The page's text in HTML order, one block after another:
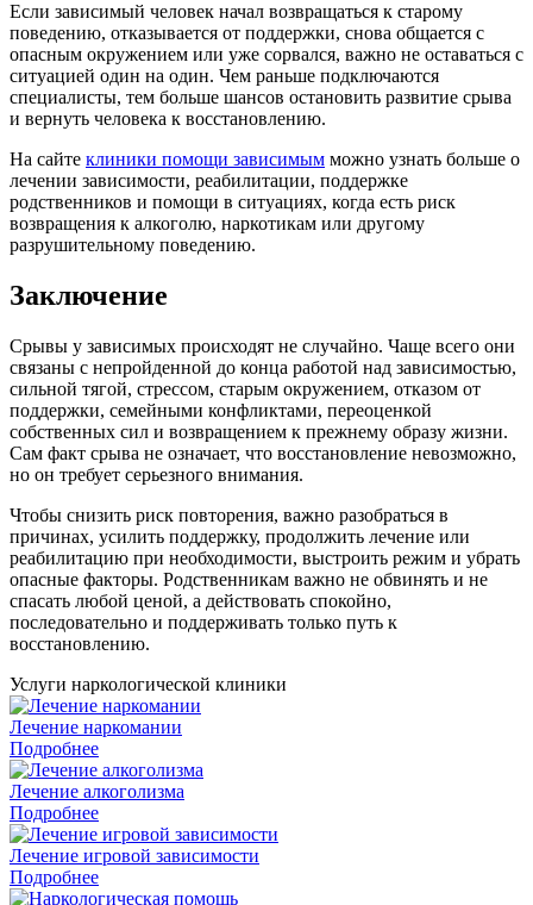
Если зависимый человек начал возвращаться к старому
поведению, отказывается от поддержки, снова общается с
опасным окружением или уже сорвался, важно не оставаться с
ситуацией один на один. Чем раньше подключаются
специалисты, тем больше шансов остановить развитие срыва
и вернуть человека к восстановлению.
На сайте клиники помощи зависимым можно узнать больше о
лечении зависимости, реабилитации, поддержке
родственников и помощи в ситуациях, когда есть риск
возвращения к алкоголю, наркотикам или другому
разрушительному поведению.
Заключение
Срывы у зависимых происходят не случайно. Чаще всего они
связаны с непройденной до конца работой над зависимостью,
сильной тягой, стрессом, старым окружением, отказом от
поддержки, семейными конфликтами, переоценкой
собственных сил и возвращением к прежнему образу жизни.
Сам факт срыва не означает, что восстановление невозможно,
но он требует серьезного внимания.
Чтобы снизить риск повторения, важно разобраться в
причинах, усилить поддержку, продолжить лечение или
реабилитацию при необходимости, выстроить режим и убрать
опасные факторы. Родственникам важно не обвинять и не
спасать любой ценой, а действовать спокойно,
последовательно и поддерживать только путь к
восстановлению.
Услуги наркологической клиники
Лечение наркомании
Подробнее
Лечение алкоголизма
Подробнее
Лечение игровой зависимости
Подробнее